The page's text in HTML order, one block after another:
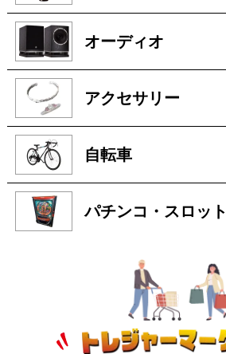
オーディオ
アクセサリー
自転車
パチンコ・スロット